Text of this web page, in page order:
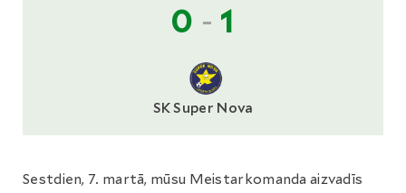
0 - 1
SK Super Nova
Sestdien, 7. martā, mūsu Meistarkomanda aizvadīs